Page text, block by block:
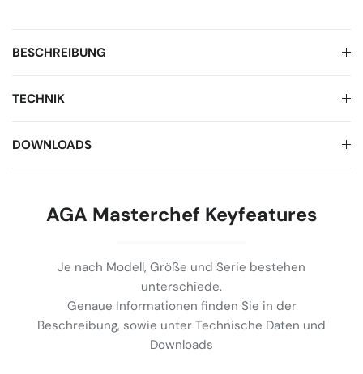
BESCHREIBUNG
TECHNIK
DOWNLOADS
AGA Masterchef Keyfeatures
Je nach Modell, Größe und Serie bestehen
unterschiede.
Genaue Informationen finden Sie in der
Beschreibung, sowie unter Technische Daten und
Downloads